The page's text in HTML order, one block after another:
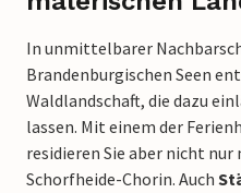
In unmittelbarer
Brandenburgischen Seen
Waldlandschaft, die dazu
lassen. Mit einem der
residieren Sie aber nicht
Schorfheide-Chorin. Auch